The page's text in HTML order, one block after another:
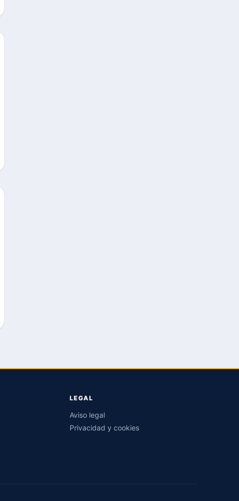
LEGAL
Aviso legal
Privacidad y cookies